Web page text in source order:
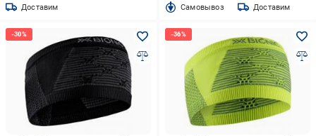
Доставим Cамовывоз Доставим